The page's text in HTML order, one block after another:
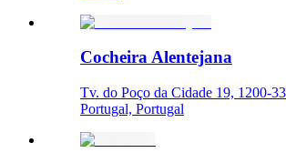
Cocheira Alentejana
Tv. do Poço da Cidade 19, 1200-
Portugal, Portugal